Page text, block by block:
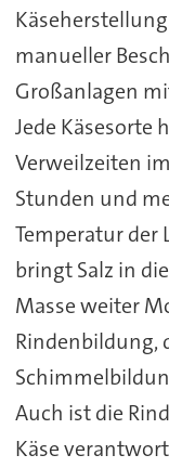
manueller
Großanlagen
Jede Käsesorte
Verweilzeiten
Stunden und
Temperatur der
bringt Salz in
Masse weiter
Rindenbildung,
Auch ist die
Käse